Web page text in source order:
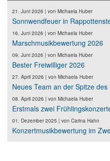
21. Juni 2026 | von Michaela Huber
Sonnwendfeuer in
16. Juni 2026 | von Michaela Huber
Marschmusikbewertung 2026
09. Juni 2026 | von Michaela Huber
Bester Freiwilliger 2026
27. April 2026 | von Michaela Huber
Neues Team an der Spitze
08. April 2026 | von Michaela Huber
Erstmals zwei
01. Dezember 2025 | von Carina Hahn
Konzertmusikbewertung im